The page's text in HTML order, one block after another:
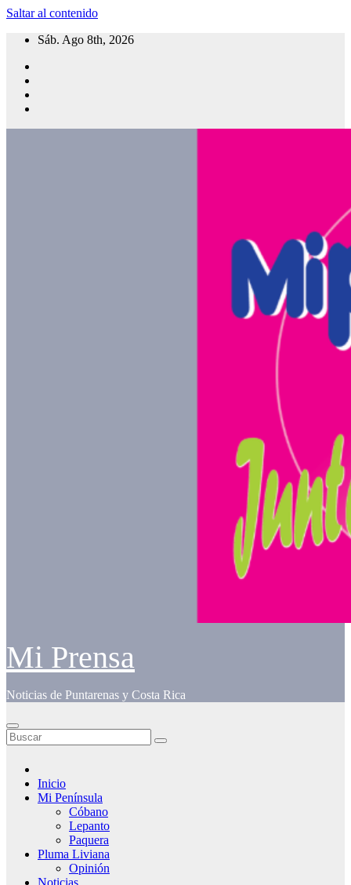
Saltar al contenido
Sáb. Ago 8th, 2026
Mi Prensa
Noticias de Puntarenas y Costa Rica
Inicio
Mi Península
Cóbano
Lepanto
Paquera
Pluma Liviana
Opinión
Noticias